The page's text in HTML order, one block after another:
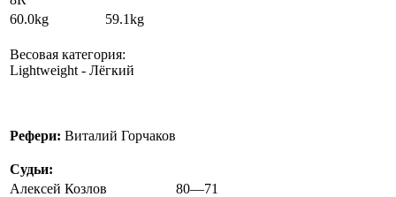
60.0kg 59.1kg
Весовая категория:
Lightweight - Лёгкий
Рефери: Виталий Горчаков
Судьи:
Алексей Козлов
80—71